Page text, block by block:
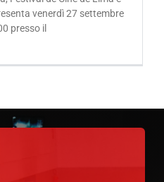
venerdì 27 settembre
presso il